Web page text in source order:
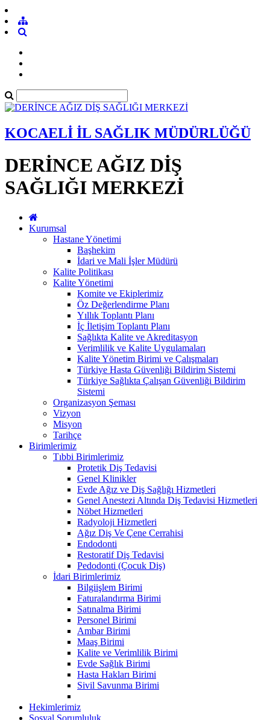
KOCAELİ İL SAĞLIK MÜDÜRLÜĞÜ
DERİNCE AĞIZ DİŞ
SAĞLIĞI MERKEZİ
Kurumsal
Hastane Yönetimi
Başhekim
İdari ve Mali İşler Müdürü
Kalite Politikası
Kalite Yönetimi
Komite ve Ekiplerimiz
Öz Değerlendirme Planı
Yıllık Toplantı Planı
İç İletişim Toplantı Planı
Sağlıkta Kalite ve Akreditasyon
Verimlilik ve Kalite Uygulamaları
Kalite Yönetim Birimi ve Çalışmaları
Türkiye Hasta Güvenliği Bildirim Sistemi
Türkiye Sağlıkta Çalışan Güvenliği Bildirim
Sistemi
Organizasyon Şeması
Vizyon
Misyon
Tarihçe
Birimlerimiz
Tıbbi Birimlerimiz
Protetik Diş Tedavisi
Genel Klinikler
Evde Ağız ve Diş Sağlığı Hizmetleri
Genel Anestezi Altında Diş Tedavisi Hizmetleri
Nöbet Hizmetleri
Radyoloji Hizmetleri
Ağız Diş Ve Çene Cerrahisi
Endodonti
Restoratif Diş Tedavisi
Pedodonti (Çocuk Diş)
İdari Birimlerimiz
Bilgiişlem Birimi
Faturalandırma Birimi
Satınalma Birimi
Personel Birimi
Ambar Birimi
Maaş Birimi
Kalite ve Verimlilik Birimi
Evde Sağlık Birimi
Hasta Hakları Birimi
Sivil Savunma Birimi
Hekimlerimiz
Sosyal Sorumluluk